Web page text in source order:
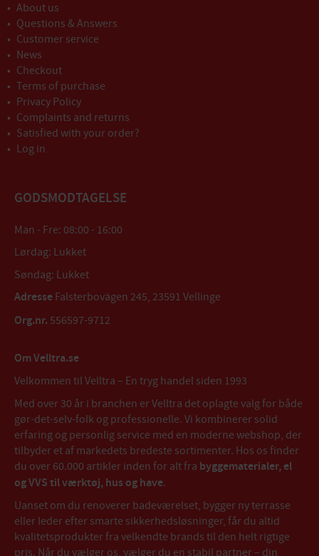
About us
Questions & Answers
Customer service
News
Checkout
Terms of purchase
Privacy Policy
Complaints and returns
Satisfied with your order?
Log in
GODSMODTAGELSE
Man - Fre: 08:00 - 16:00
Lørdag: Lukket
Søndag: Lukket
Adresse Falsterbovägen 245, 23591 Vellinge
Org.nr. 556597-9712
Om Velltra.se
Velkommen til Velltra – En tryg handel siden 1993
Med over 30 år i branchen er Velltra det oplagte valg for både
gør-det-selv-folk og professionelle. Vi kombinerer solid
erfaring og personlig service med en moderne webshop, der
tilbyder et af markedets bredeste sortimenter. Hos os finder
du over 60.000 artikler inden for alt fra byggematerialer, el
og VVS til værktøj, hus og have.
Uanset om du renoverer badeværelset, bygger ny terrasse
eller leder efter smarte sikkerhedsløsninger, får du altid
kvalitetsprodukter fra velkendte brands til den helt rigtige
pris. Når du vælger os, vælger du en stabil partner – din